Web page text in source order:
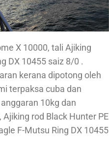
X 10000, tali Ajiking
DX 10455 saiz 8/0 .
kerana dipotong oleh
terpaksa cuba dan
10kg dan
rod Black Hunter PE
F-Mutsu Ring DX 10455